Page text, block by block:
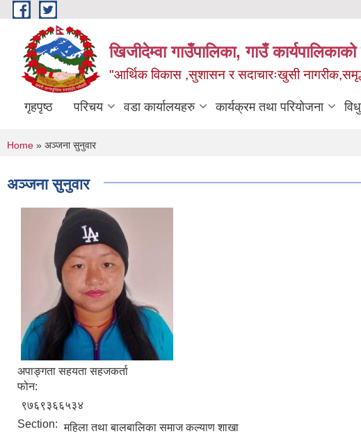
Skip to main content
खिजीदेम्वा गाउँपालिका, गाउँ
"आर्थिक विकास ,सुशासन र सदाचारःखुसी
गृहपृष्ठ परिचय वडा कार्यालयहरु कार्यक्रम तथा परियोजना
You are here
Home » अञ्जना सुनुवार
अञ्जना सुनुवार
अपाङ्गता सहयता सहजकर्ता
फोन:
९७६९३६६५३४
Section: महिला तथा बालबालिका समाज कल्याण शाखा